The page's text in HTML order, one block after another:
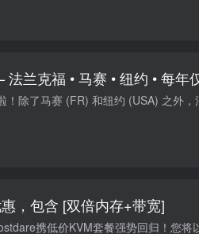
兰克福 • 马赛 • 纽约 • 每
，包含 [双倍内存+带宽]